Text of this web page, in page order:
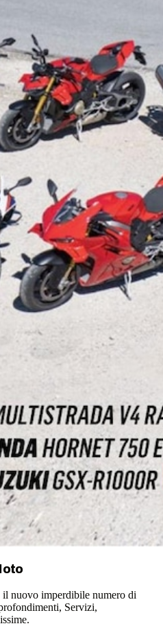
il nuovo imperdibile numero di
Servizi,